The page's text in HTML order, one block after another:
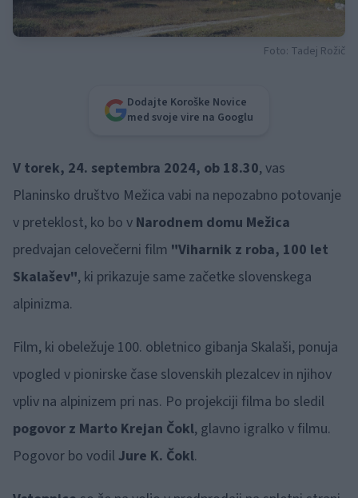
Foto: Tadej Rožič
Dodajte Koroške Novice
med svoje vire na Googlu
V torek, 24. septembra 2024, ob 18.30, vas
Planinsko društvo Mežica vabi na nepozabno potovanje
v preteklost, ko bo v Narodnem domu Mežica
predvajan celovečerni film "Viharnik z roba, 100 let
Skalašev", ki prikazuje same začetke slovenskega
alpinizma.
Film, ki obeležuje 100. obletnico gibanja Skalaši, ponuja
vpogled v pionirske čase slovenskih plezalcev in njihov
vpliv na alpinizem pri nas. Po projekciji filma bo sledil
pogovor z Marto Krejan Čokl, glavno igralko v filmu.
Pogovor bo vodil Jure K. Čokl.